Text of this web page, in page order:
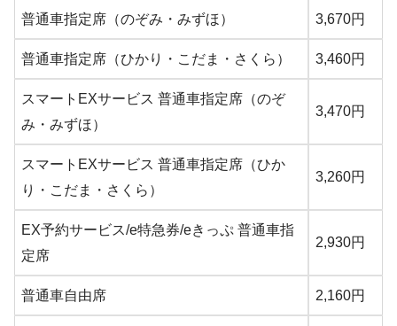
普通車指定席（のぞみ・みずほ） 3,670円
普通車指定席（ひかり・こだま・さくら） 3,460円
スマートEXサービス 普通車指定席（のぞ
み・みずほ）
3,470円
スマートEXサービス 普通車指定席（ひか
り・こだま・さくら）
3,260円
EX予約サービス/e特急券/eきっぷ 普通車指
定席
2,930円
普通車自由席 2,160円